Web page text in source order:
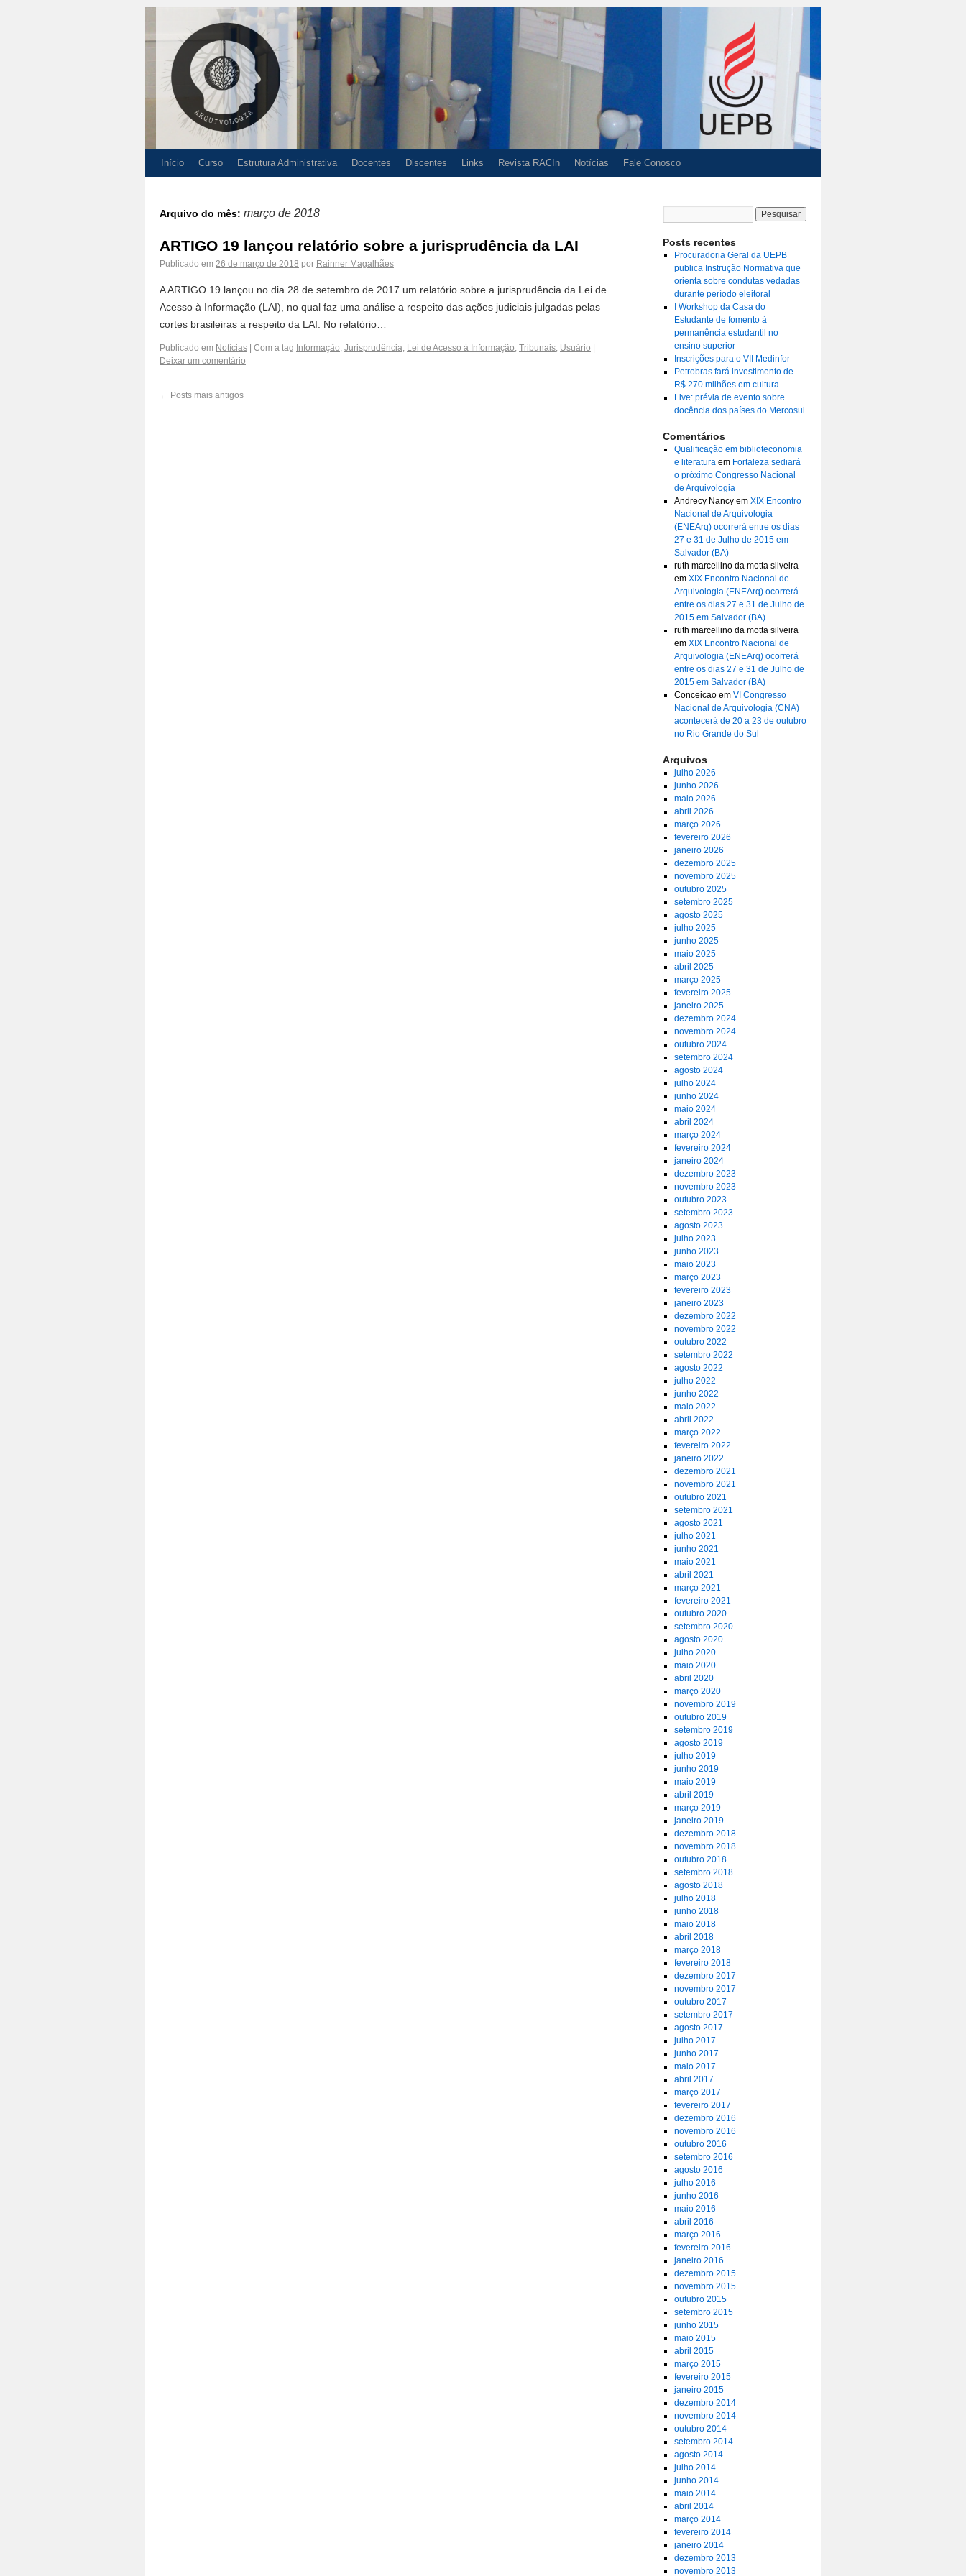
Início Curso Estrutura Administrativa Docentes Discentes Links Revista RACIn Notícias Fale Conosco
Arquivo do mês: março de 2018
ARTIGO 19 lançou relatório sobre a jurisprudência da LAI
Publicado em 26 de março de 2018 por Rainner Magalhães
A ARTIGO 19 lançou no dia 28 de setembro de 2017 um relatório sobre a jurisprudência da Lei de
Acesso à Informação (LAI), no qual faz uma análise a respeito das ações judiciais julgadas pelas
cortes brasileiras a respeito da LAI. No relatório…
Publicado em Notícias Com a tag Informação, Jurisprudência, Lei de Acesso à Informação, Tribunais, Usuário
Deixar um comentário
← Posts mais antigos
Posts recentes
Procuradoria Geral da UEPB
publica Instrução Normativa que
orienta sobre condutas vedadas
durante período eleitoral
I Workshop da Casa do
Estudante de fomento à
permanência estudantil no
ensino superior
Inscrições para o VII Medinfor
Petrobras fará investimento de
R$ 270 milhões em cultura
Live: prévia de evento sobre
docência dos países do Mercosul
Comentários
Qualificação em biblioteconomia
e literaturaem Fortaleza sediará
o próximo Congresso Nacional
de Arquivologia
Andrecy Nancyem XIX Encontro
Nacional de Arquivologia
(ENEArq) ocorrerá entre os dias
27 e 31 de Julho de 2015 em
Salvador (BA)
ruth marcellino da motta silveira
em XIX Encontro Nacional de
Arquivologia (ENEArq) ocorrerá
entre os dias 27 e 31 de Julho de
2015 em Salvador (BA)
ruth marcellino da motta silveira
em XIX Encontro Nacional de
Arquivologia (ENEArq) ocorrerá
entre os dias 27 e 31 de Julho de
2015 em Salvador (BA)
Conceicaoem VI Congresso
Nacional de Arquivologia (CNA)
acontecerá de 20 a 23 de outubro
no Rio Grande do Sul
Arquivos
julho 2026
junho 2026
maio 2026
abril 2026
março 2026
fevereiro 2026
janeiro 2026
dezembro 2025
novembro 2025
outubro 2025
setembro 2025
agosto 2025
julho 2025
junho 2025
maio 2025
abril 2025
março 2025
fevereiro 2025
janeiro 2025
dezembro 2024
novembro 2024
outubro 2024
setembro 2024
agosto 2024
julho 2024
junho 2024
maio 2024
abril 2024
março 2024
fevereiro 2024
janeiro 2024
dezembro 2023
novembro 2023
outubro 2023
setembro 2023
agosto 2023
julho 2023
junho 2023
maio 2023
março 2023
fevereiro 2023
janeiro 2023
dezembro 2022
novembro 2022
outubro 2022
setembro 2022
agosto 2022
julho 2022
junho 2022
maio 2022
abril 2022
março 2022
fevereiro 2022
janeiro 2022
dezembro 2021
novembro 2021
outubro 2021
setembro 2021
agosto 2021
julho 2021
junho 2021
maio 2021
abril 2021
março 2021
fevereiro 2021
outubro 2020
setembro 2020
agosto 2020
julho 2020
maio 2020
abril 2020
março 2020
novembro 2019
outubro 2019
setembro 2019
agosto 2019
julho 2019
junho 2019
maio 2019
abril 2019
março 2019
janeiro 2019
dezembro 2018
novembro 2018
outubro 2018
setembro 2018
agosto 2018
julho 2018
junho 2018
maio 2018
abril 2018
março 2018
fevereiro 2018
dezembro 2017
novembro 2017
outubro 2017
setembro 2017
agosto 2017
julho 2017
junho 2017
maio 2017
abril 2017
março 2017
fevereiro 2017
dezembro 2016
novembro 2016
outubro 2016
setembro 2016
agosto 2016
julho 2016
junho 2016
maio 2016
abril 2016
março 2016
fevereiro 2016
janeiro 2016
dezembro 2015
novembro 2015
outubro 2015
setembro 2015
junho 2015
maio 2015
abril 2015
março 2015
fevereiro 2015
janeiro 2015
dezembro 2014
novembro 2014
outubro 2014
setembro 2014
agosto 2014
julho 2014
junho 2014
maio 2014
abril 2014
março 2014
fevereiro 2014
janeiro 2014
dezembro 2013
novembro 2013